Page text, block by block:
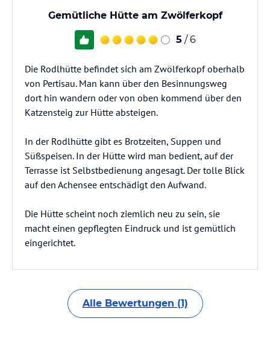
Gemütliche Hütte am Zwölferkopf
5 / 6
Die Rodlhütte befindet sich am Zwölferkopf oberhalb
von Pertisau. Man kann über den Besinnungsweg
dort hin wandern oder von oben kommend über den
Katzensteig zur Hütte absteigen.
In der Rodlhütte gibt es Brotzeiten, Suppen und
Süßspeisen. In der Hütte wird man bedient, auf der
Terrasse ist Selbstbedienung angesagt. Der tolle Blick
auf den Achensee entschädigt den Aufwand.
Die Hütte scheint noch ziemlich neu zu sein, sie
macht einen gepflegten Eindruck und ist gemütlich
eingerichtet.
Alle Bewertungen (1)